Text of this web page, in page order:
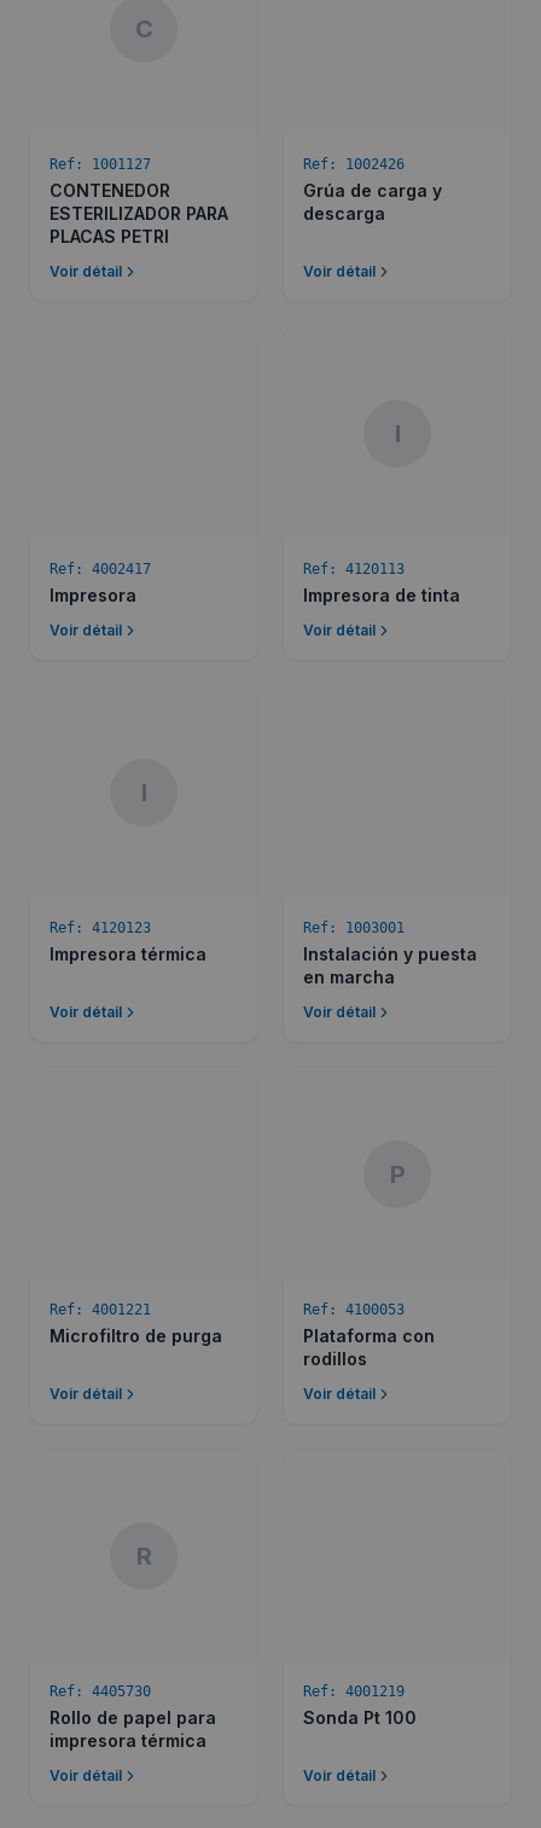
C
Ref: 1001127
CONTENEDOR
ESTERILIZADOR PARA
PLACAS PETRI
Voir détail
Ref: 1002426
Grúa de carga y
descarga
Voir détail
Ref: 4002417
Impresora
Voir détail
I
Ref: 4120113
Impresora de tinta
Voir détail
I
Ref: 4120123
Impresora térmica
Voir détail
Ref: 1003001
Instalación y puesta
en marcha
Voir détail
Ref: 4001221
Microfiltro de purga
Voir détail
P
Ref: 4100053
Plataforma con
rodillos
Voir détail
R
Ref: 4405730
Rollo de papel para
impresora térmica
Voir détail
Ref: 4001219
Sonda Pt 100
Voir détail